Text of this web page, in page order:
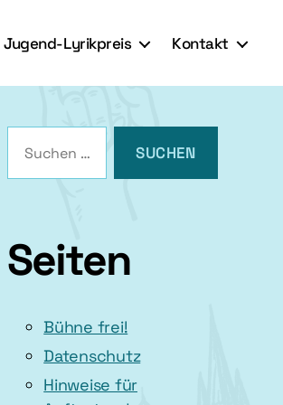
Jugend-Lyrikpreis Kontakt
nach:
Seiten
Bühne frei!
Datenschutz
Hinweise für